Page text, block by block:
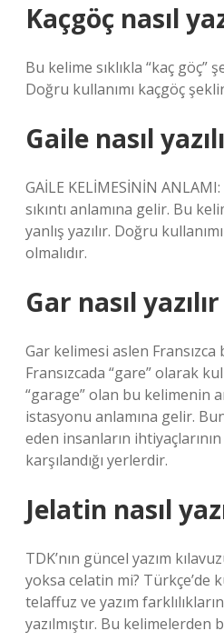
Kaçgöç nasıl
Bu kelime sıklıkla “kaç göç”
Doğru kullanımı kaçgöç
Gaile nasıl
GAİLE KELİMESİNİN
sıkıntı anlamına gelir. Bu
yanlış yazılır. Doğru
olmalıdır.
Gar nasıl
Gar kelimesi aslen
Fransızcada “gare” olarak
“garage” olan bu kelimenin
istasyonu anlamına gelir.
eden insanların
karşılandığı yerlerdir.
Jelatin nasıl
TDK’nın güncel yazım
yoksa celatin mi? Türkçe’de
telaffuz ve yazım
yazılmıştır. Bu kelimelerden